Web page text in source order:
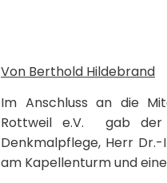
Von Berthold Hildebrand
Im Anschluss an die
Rottweil e.V. gab der
Denkmalpflege, Herr
am Kapellenturm und